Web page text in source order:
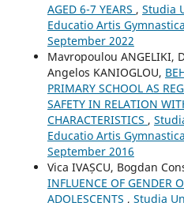
AGED 6-7 YEARS , Studia
Educatio Artis
September 2022
Mavropoulou ANGELIKI,
Angelos KANIOGLOU,
PRIMARY SCHOOL AS
SAFETY IN RELATION
CHARACTERISTICS ,
Educatio Artis
September 2016
Vica IVAȘCU, Bogdan
INFLUENCE OF GENDER
ADOLESCENTS , Studia